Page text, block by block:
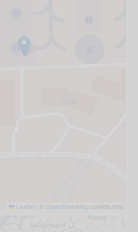
Leaflet | © OpenStreetMap contributors